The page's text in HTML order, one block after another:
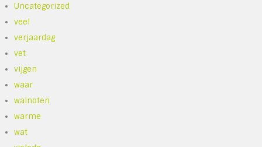
Uncategorized
veel
verjaardag
vet
vijgen
waar
walnoten
warme
wat